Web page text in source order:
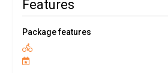
Features
Package features